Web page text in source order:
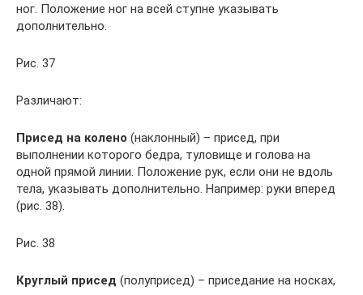
ног. Положение ног на всей ступне указывать
дополнительно.
Рис. 37
Различают:
Присед на колено (наклонный) – присед, при
выполнении которого бедра, туловище и голова на
одной прямой линии. Положение рук, если они не вдоль
тела, указывать дополнительно. Например: руки вперед
(рис. 38).
Рис. 38
Круглый присед (полуприсед) – приседание на носках,